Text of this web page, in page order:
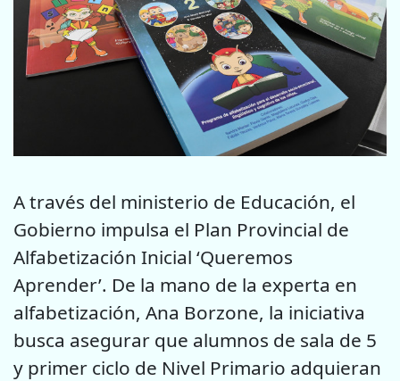
A través del ministerio de Educación, el
Gobierno impulsa el Plan Provincial de
Alfabetización Inicial ‘Queremos
Aprender’. De la mano de la experta en
alfabetización, Ana Borzone, la iniciativa
busca asegurar que alumnos de sala de 5
y primer ciclo de Nivel Primario adquieran